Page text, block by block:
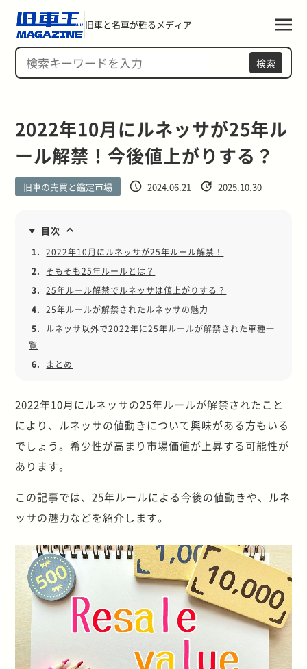
旧車と名車が甦るメディア
検索
2022年10月にルネッサが25年ル
ール解禁！今後値上がりする？
旧車の売買と鑑定市場 2024.06.21 2025.10.30
目次
1.
2022年10月にルネッサが25年ルール解禁！
2.
そもそも25年ルールとは？
3.
25年ルール解禁でルネッサは値上がりする？
4.
25年ルールが解禁されたルネッサの魅力
5.
ルネッサ以外で2022年に25年ルールが解禁された車種一
覧
6.
まとめ
2022年10月にルネッサの25年ルールが解禁されたこと
により、ルネッサの値動きについて興味がある方もいる
でしょう。希少性が高まり市場価値が上昇する可能性が
あります。
この記事では、25年ルールによる今後の値動きや、ルネ
ッサの魅力などを紹介します。